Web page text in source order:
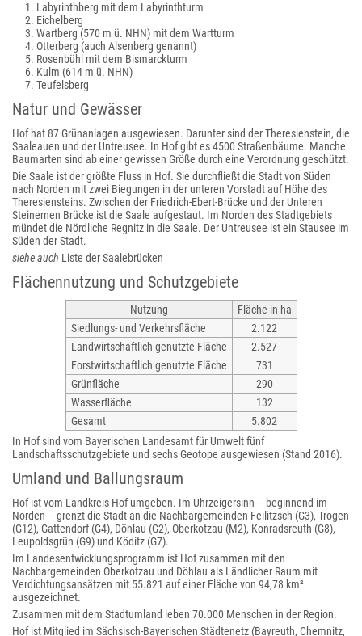
Labyrinthberg mit dem Labyrinthturm
Eichelberg
Wartberg (570 m ü. NHN) mit dem Wartturm
Otterberg (auch Alsenberg genannt)
Rosenbühl mit dem Bismarckturm
Kulm (614 m ü. NHN)
Teufelsberg
Natur und Gewässer
Hof hat 87 Grünanlagen ausgewiesen. Darunter sind der Theresienstein, die
Saaleauen und der Untreusee. In Hof gibt es 4500 Straßenbäume. Manche
Baumarten sind ab einer gewissen Größe durch eine Verordnung geschützt.
Die Saale ist der größte Fluss in Hof. Sie durchfließt die Stadt von Süden
nach Norden mit zwei Biegungen in der unteren Vorstadt auf Höhe des
Theresiensteins. Zwischen der Friedrich-Ebert-Brücke und der Unteren
Steinernen Brücke ist die Saale aufgestaut. Im Norden des Stadtgebiets
mündet die Nördliche Regnitz in die Saale. Der Untreusee ist ein Stausee im
Süden der Stadt.
siehe auch Liste der Saalebrücken
Flächennutzung und Schutzgebiete
Nutzung
Fläche in ha
Siedlungs- und Verkehrsfläche
2.122
Landwirtschaftlich genutzte Fläche
2.527
Forstwirtschaftlich genutzte Fläche
731
Grünfläche
290
Wasserfläche
132
Gesamt
5.802
In Hof sind vom Bayerischen Landesamt für Umwelt fünf
Landschaftsschutzgebiete und sechs Geotope ausgewiesen (Stand 2016).
Umland und Ballungsraum
Hof ist vom Landkreis Hof umgeben. Im Uhrzeigersinn – beginnend im
Norden – grenzt die Stadt an die Nachbargemeinden Feilitzsch (G3), Trogen
(G12), Gattendorf (G4), Döhlau (G2), Oberkotzau (M2), Konradsreuth (G8),
Leupoldsgrün (G9) und Köditz (G7).
Im Landesentwicklungsprogramm ist Hof zusammen mit den
Nachbargemeinden Oberkotzau und Döhlau als Ländlicher Raum mit
Verdichtungsansätzen mit 55.821 auf einer Fläche von 94,78 km²
ausgezeichnet.
Zusammen mit dem Stadtumland leben 70.000 Menschen in der Region.
Hof ist Mitglied im Sächsisch-Bayerischen Städtenetz (Bayreuth, Chemnitz,